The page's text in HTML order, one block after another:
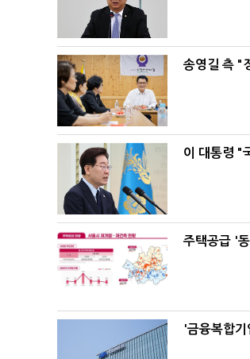
송영길 측 "
이 대통령 "
주택공급 '
'금융복합